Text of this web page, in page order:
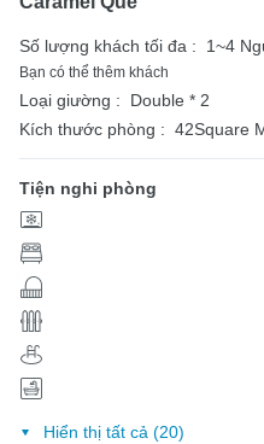
Số lượng khách tối đa : 1~4
Bạn có thể thêm khách
Loại giường :
Double * 2
Kích thước phòng : 42Square
Tiện nghi phòng
Hiển thị tất cả (20)